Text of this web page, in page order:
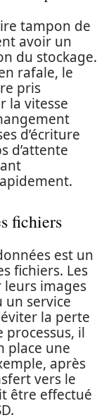
tampon de
avoir un
du stockage.
rafale, le
pris
la vitesse
d’écriture
d’attente
fichiers
est un
fichiers. Les
images
un service
la perte
processus, il
place une
après
vers le
être effectué